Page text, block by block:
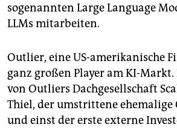
sogenannten Large Language
LLMs mitarbeiten.
Outlier, eine US-amerikanische
ganz großen Player am KI-
von Outliers Dachgesellschaft
Thiel, der umstrittene ehemalige
und einst der erste externe